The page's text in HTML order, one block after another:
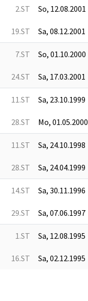
2.ST So, 12.08.2001
19.ST Sa, 08.12.2001
7.ST So, 01.10.2000
24.ST Sa, 17.03.2001
11.ST Sa, 23.10.1999
28.ST Mo, 01.05.2000
11.ST Sa, 24.10.1998
28.ST Sa, 24.04.1999
14.ST Sa, 30.11.1996
29.ST Sa, 07.06.1997
1.ST Sa, 12.08.1995
16.ST Sa, 02.12.1995